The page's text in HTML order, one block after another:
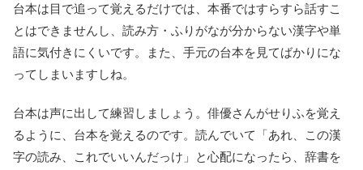
台本は目で追って覚えるだけでは、本番ではすらすら話すこ
とはできませんし、読み方・ふりがなが分からない漢字や単
語に気付きにくいです。また、手元の台本を見てばかりにな
ってしまいますしね。
台本は声に出して練習しましょう。俳優さんがせりふを覚え
るように、台本を覚えるのです。読んでいて「あれ、この漢
字の読み、これでいいんだっけ」と心配になったら、辞書を